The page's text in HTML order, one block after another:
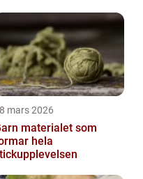
mars 2026
som
hela